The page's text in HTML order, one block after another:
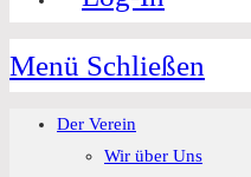
Menü Schließen
Der Verein
Wir über Uns